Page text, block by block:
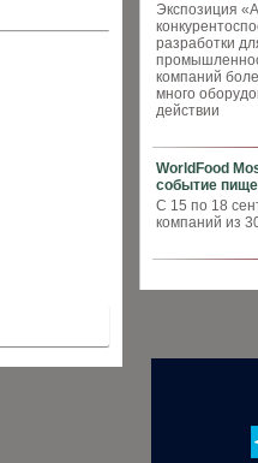
Экспозиция
разработки
компаний
много
действии
WorldFood
событие
С 15 по 18
компаний из